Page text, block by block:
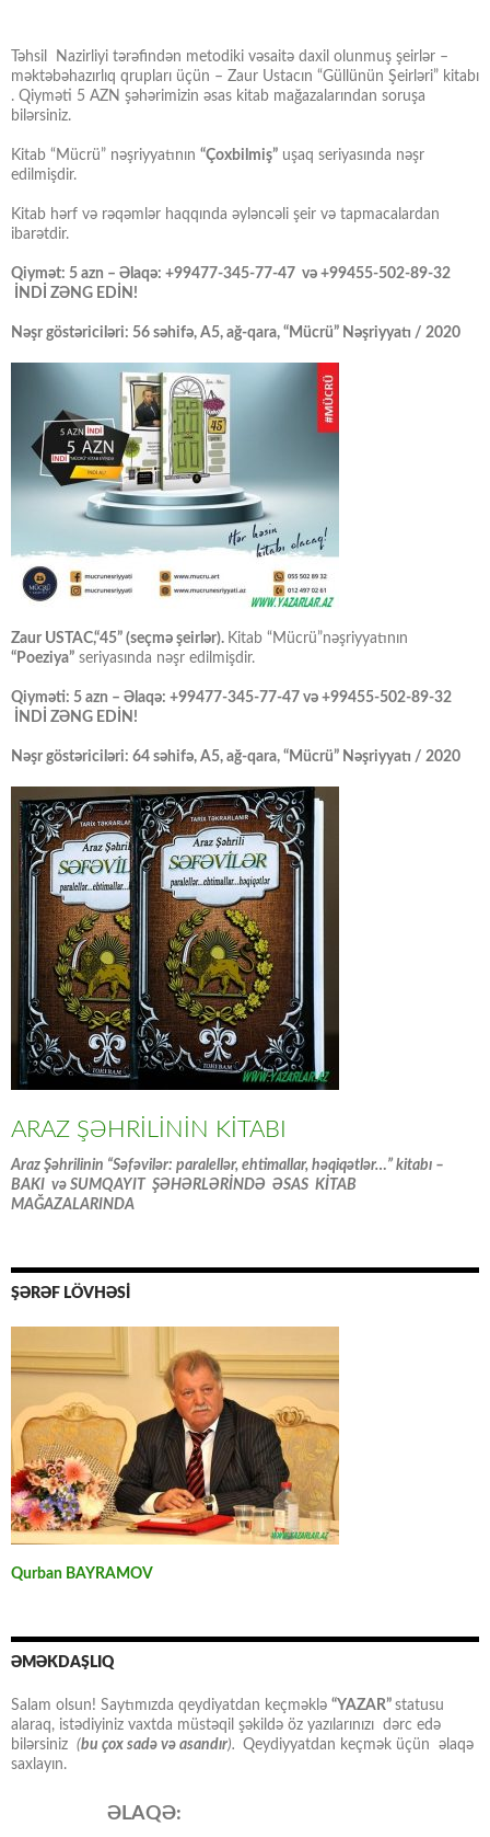
Təhsil Nazirliyi tərəfindən metodiki vəsaitə daxil olunmuş şeirlər –
məktəbəhazırlıq qrupları üçün – Zaur Ustacın “Güllünün Şeirləri” kitabı
. Qiyməti 5 AZN şəhərimizin əsas kitab mağazalarından soruşa
bilərsiniz.
Kitab “Mücrü” nəşriyyatının “Çoxbilmiş” uşaq seriyasında nəşr
edilmişdir.
Kitab hərf və rəqəmlər haqqında əyləncəli şeir və tapmacalardan
ibarətdir.
Qiymət: 5 azn – Əlaqə: +99477-345-77-47 və +99455-502-89-32
İNDİ ZƏNG EDİN!
Nəşr göstəriciləri: 56 səhifə, A5, ağ-qara, “Mücrü” Nəşriyyatı / 2020
Zaur USTAC,“45” (seçmə şeirlər). Kitab “Mücrü”nəşriyyatının
“Poeziya” seriyasında nəşr edilmişdir.
Qiyməti: 5 azn – Əlaqə: +99477-345-77-47 və +99455-502-89-32
İNDİ ZƏNG EDİN!
Nəşr göstəriciləri: 64 səhifə, A5, ağ-qara, “Mücrü” Nəşriyyatı / 2020
ARAZ ŞƏHRİLİNİN KİTABI
Araz Şəhrilinin “Səfəvilər: paralellər, ehtimallar, həqiqətlər…” kitabı –
BAKI və SUMQAYIT ŞƏHƏRLƏRİNDƏ ƏSAS KİTAB
MAĞAZALARINDA
ŞƏRƏF LÖVHƏSİ
Qurban BAYRAMOV
ƏMƏKDAŞLIQ
Salam olsun! Saytımızda qeydiyatdan keçməklə “YAZAR” statusu
alaraq, istədiyiniz vaxtda müstəqil şəkildə öz yazılarınızı dərc edə
bilərsiniz (bu çox sadə və asandır). Qeydiyyatdan keçmək üçün əlaqə
saxlayın.
ƏLAQƏ: